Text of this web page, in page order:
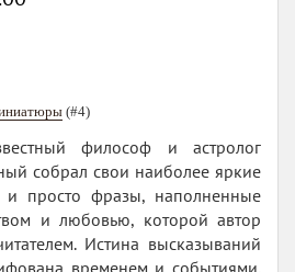
(#4)
философ и астролог
собрал свои наиболее яркие
просто фразы, наполненные
и любовью, которой автор
Истина высказываний
временем и событиями.